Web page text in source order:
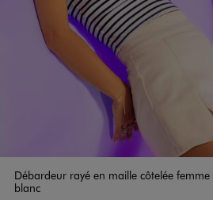
Débardeur rayé en maille côtelée
blanc